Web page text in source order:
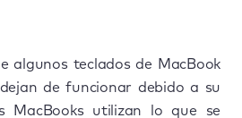
algunos teclados de MacBook
de funcionar debido a su
MacBooks utilizan lo que se